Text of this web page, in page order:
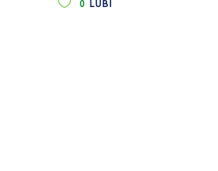
0 LUBI